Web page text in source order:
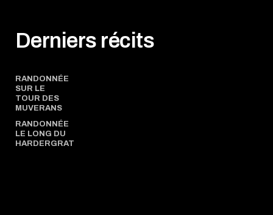
Derniers récits
RANDONNÉE
SUR LE
TOUR DES
MUVERANS
RANDONNÉE
LE LONG DU
HARDERGRAT